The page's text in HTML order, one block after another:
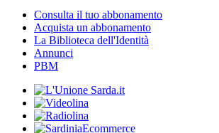
Consulta il tuo abbonamento
Acquista un abbonamento
La Biblioteca dell'Identità
Annunci
PBM